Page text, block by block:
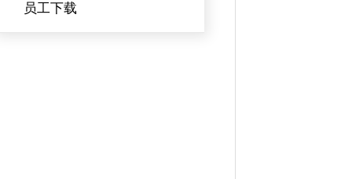
员工下载